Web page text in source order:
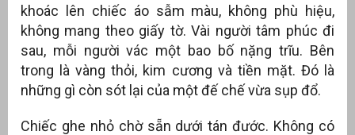
khoác lên chiếc áo sẫm màu, không phù hiệu,
không mang theo giấy tờ. Vài người tâm phúc đi
sau, mỗi người vác một bao bố nặng trĩu. Bên
trong là vàng thỏi, kim cương và tiền mặt. Đó là
những gì còn sót lại của một đế chế vừa sụp đổ.
Chiếc ghe nhỏ chờ sẵn dưới tán đước. Không có